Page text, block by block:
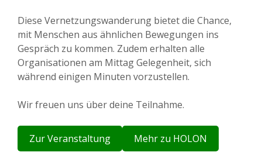
Diese Vernetzungswanderung bietet die Chance,
mit Menschen aus ähnlichen Bewegungen ins
Gespräch zu kommen. Zudem erhalten alle
Organisationen am Mittag Gelegenheit, sich
während einigen Minuten vorzustellen.
Wir freuen uns über deine Teilnahme.
Zur Veranstaltung Mehr zu HOLON